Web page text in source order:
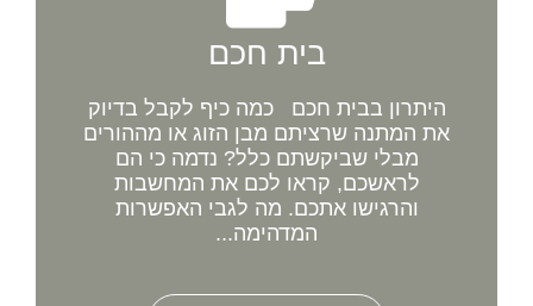
בית חכם
היתרון בבית חכם כמה כיף לקבל בדיוק
את המתנה שרציתם מבן הזוג או מההורים
מבלי שביקשתם כלל? נדמה כי הם
לראשכם, קראו לכם את המחשבות
והרגישו אתכם. מה לגבי האפשרות
המדהימה...